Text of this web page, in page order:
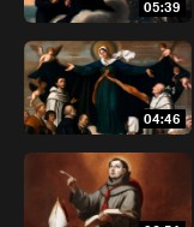
05:39
04:46